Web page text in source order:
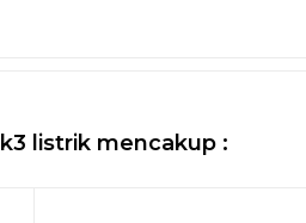
listrik mencakup :